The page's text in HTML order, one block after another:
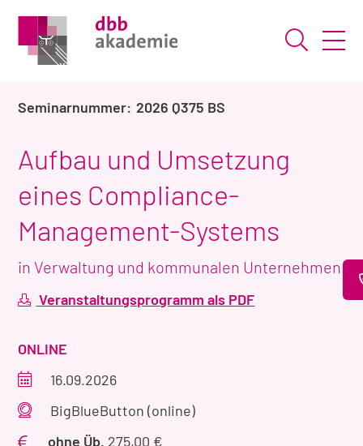
Suche
2026 Q375 BS
Aufbau und Umsetzung
eines Compliance-
Management-Systems
in Verwaltung und kommunalen Unternehmen
Veranstaltungsprogramm als PDF
VERANSTALTUNGSART
ONLINE
Veranstaltungszeitraum
16.09.2026
Veranstaltungsort
BigBlueButton (online)
ohne Üb. Preis
275,00 €